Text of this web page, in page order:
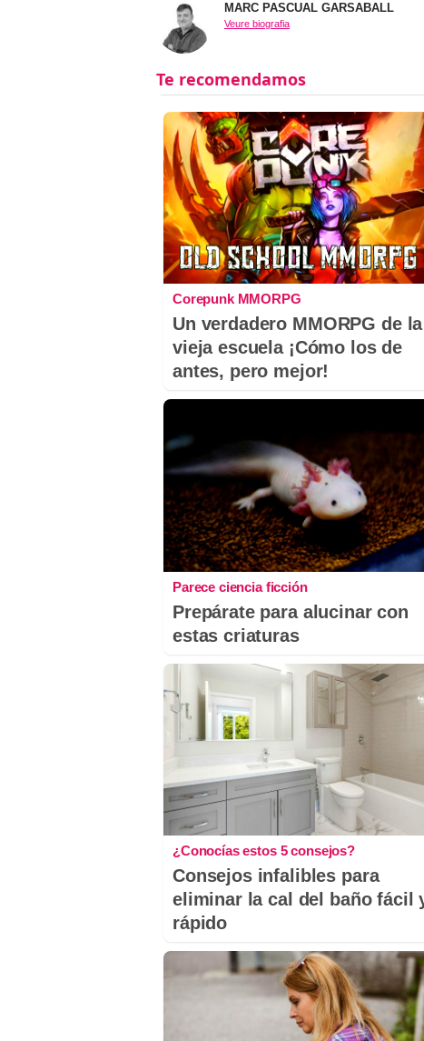
MARC PASCUAL GARSABALL
Veure biografia
Corepunk MMORPG
Un verdadero MMORPG de la
vieja escuela ¡Cómo los de
antes, pero mejor!
Parece ciencia ficción
Prepárate para alucinar con
estas criaturas
¿Conocías estos 5 consejos?
Consejos infalibles para
eliminar la cal del baño fácil
rápido